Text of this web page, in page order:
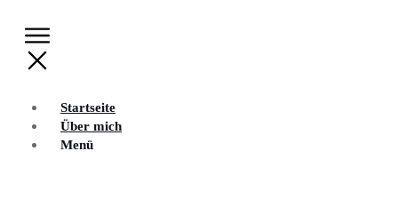
Startseite
Über mich
Menü